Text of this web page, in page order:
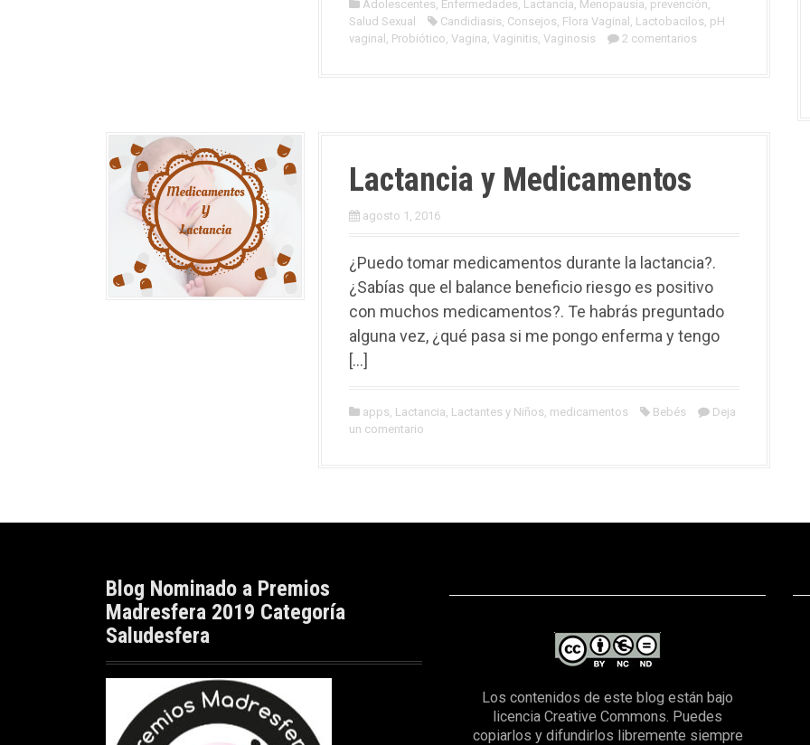
Adolescentes, Enfermedades, Lactancia, Menopausia, prevención,
Salud Sexual
Candidiasis, Consejos, Flora Vaginal , Lactobacilos, pH
vaginal , Probiótico, Vagina, Vaginitis, Vaginosis 2 comentarios
Lactancia y Medicamentos
agosto 1, 2016
¿Puedo tomar medicamentos durante la lactancia?.
¿Sabías que el balance beneficio riesgo es positivo
con muchos medicamentos?. Te habrás preguntado
alguna vez, ¿qué pasa si me pongo enferma y tengo
[…]
apps, Lactancia, Lactantes y Niños, medicamentos Bebés
Deja
un comentario
Blog Nominado a Premios
Madresfera 2019 Categoría
Saludesfera
Los contenidos de este blog están bajo
licencia Creative Commons. Puedes
copiarlos y difundirlos libremente siempre